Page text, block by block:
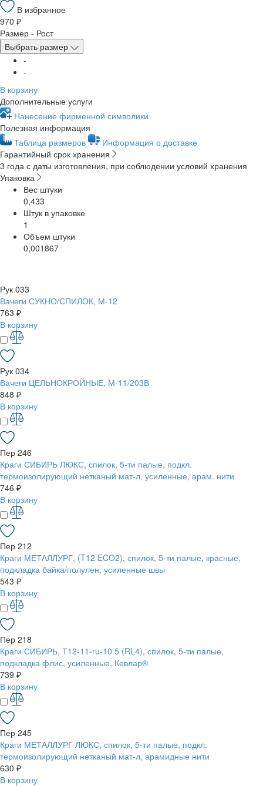
В избранное
970 ₽
Размер - Рост
Выбрать размер
-
-
В корзину
Дополнительные услуги
Нанесение фирменной символики
Полезная информация
Таблица размеров
Информация о доставке
Гарантийный срок хранения
3 года с даты изготовления, при соблюдении условий хранения
Упаковка
Вес штуки
0,433
Штук в упаковке
1
Объем штуки
0,001867
Рук 033
Вачеги СУКНО/СПИЛОК, М-12
763 ₽
В корзину
Рук 034
Вачеги ЦЕЛЬНОКРОЙНЫЕ, М-11/203В
848 ₽
В корзину
Пер 246
Краги СИБИРЬ ЛЮКС, спилок, 5-ти палые, подкл.
термоизолирующий нетканый мат-л, усиленные, арам. нити
746 ₽
В корзину
Пер 212
Краги МЕТАЛЛУРГ, (T12 ECO2), спилок, 5-ти палые, красные,
подкладка байка/полулен, усиленные швы
543 ₽
В корзину
Пер 218
Краги СИБИРЬ, Т12-11-ru-10.5 (RL4), спилок, 5-ти палые,
подкладка флис, усиленные, Кевлар®
739 ₽
В корзину
Пер 245
Краги МЕТАЛЛУРГ ЛЮКС, спилок, 5-ти палые, подкл.
термоизолирующий нетканый мат-л, арамидные нити
630 ₽
В корзину